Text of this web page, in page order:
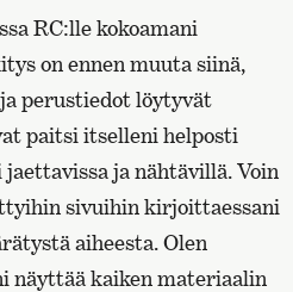
RC:lle kokoamani
on ennen muuta siinä,
perustiedot löytyvät
paitsi itselleni helposti
ja nähtävillä. Voin
sivuihin kirjoittaessani
aiheesta. Olen
näyttää kaiken materiaalin